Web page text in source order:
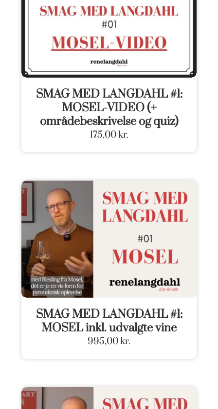
SMAG MED LANGDAHL #1:
MOSEL-VIDEO (+
områdebeskrivelse og quiz)
175,00kr.
SMAG MED LANGDAHL #1:
MOSEL inkl. udvalgte vine
995,00kr.